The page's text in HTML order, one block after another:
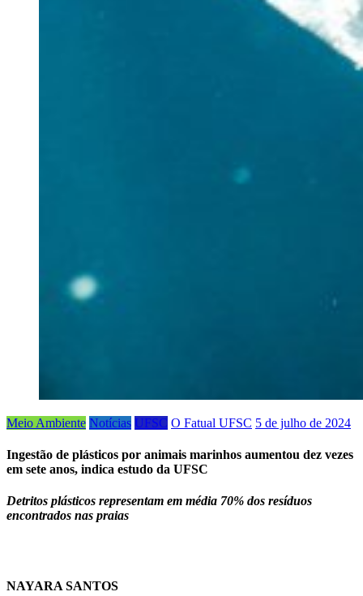
Meio Ambiente Notícias UFSC O Fatual UFSC 5 de julho de 2024
Ingestão de plásticos por animais marinhos aumentou dez vezes
em sete anos, indica estudo da UFSC
Detritos plásticos representam em média 70% dos resíduos
encontrados nas praias
NAYARA SANTOS